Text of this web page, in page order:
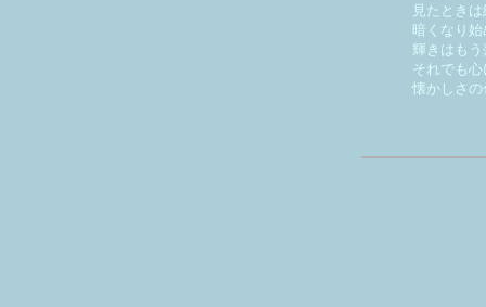
見たとき
暗くなり
輝きはも
それでも
懐かしさの